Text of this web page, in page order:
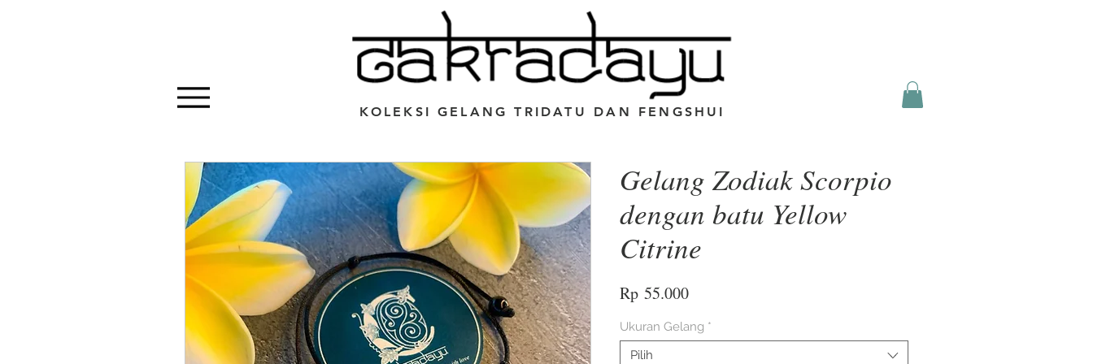
KOLEKSI GELANG TRIDATU DAN FENGSHUI
Gelang Zodiak Scorpio
dengan batu Yellow
Citrine
Rp 55.000Harga
Ukuran Gelang *
Pilih